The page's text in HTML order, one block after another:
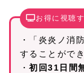
お得に視聴
・「炎炎ノ消
することがで
・初回31日間